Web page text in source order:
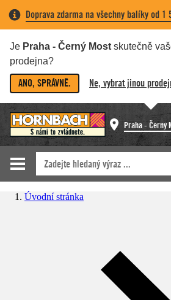
Doprava zdarma na všechny balíky od 1
Je Praha - Černý Most skutečně
prodejna?
ANO, SPRÁVNĚ. Ne, vybrat jinou
Praha - Černý
Úvodní stránka